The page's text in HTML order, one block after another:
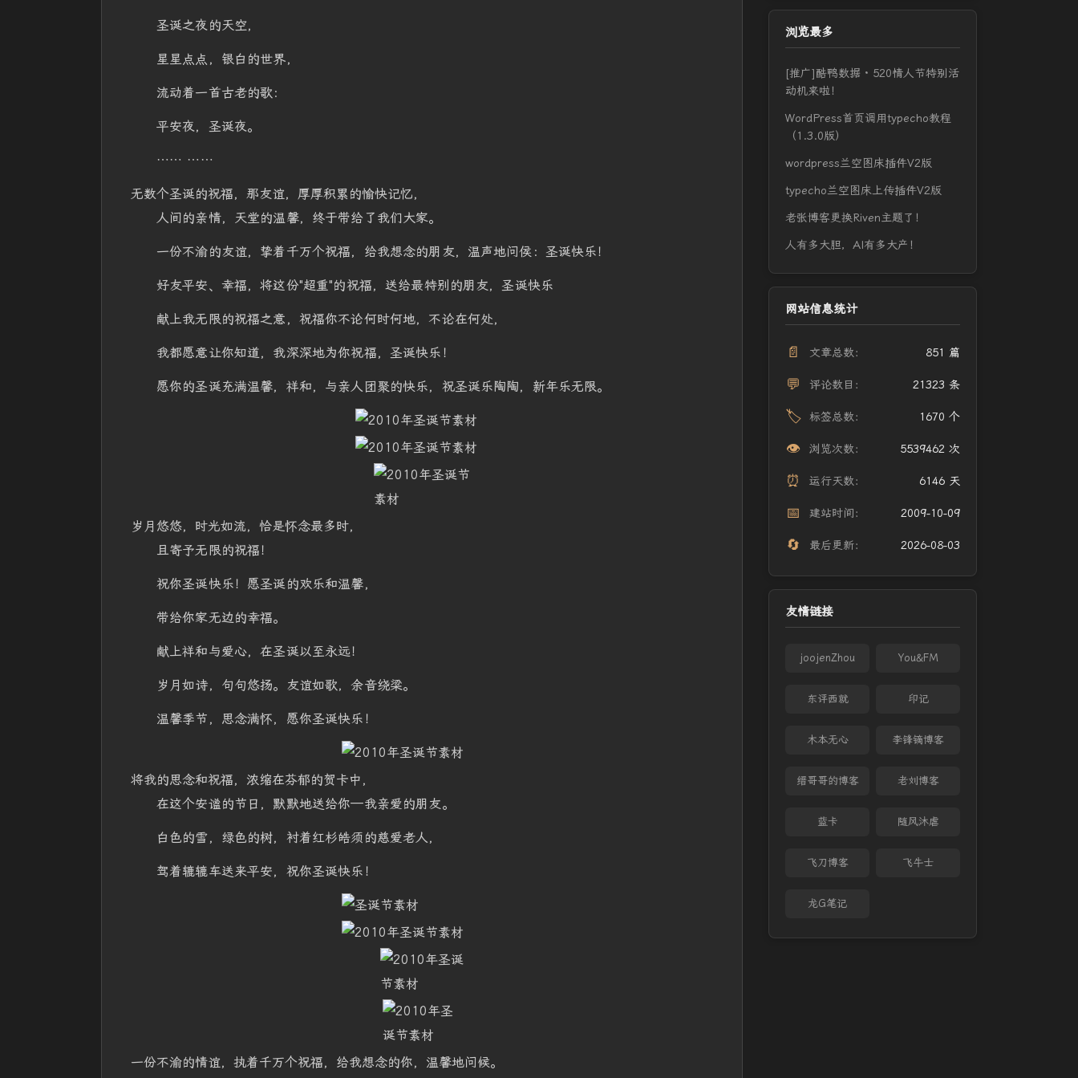
圣诞之夜的天空，
星星点点，银白的世界，
流动着一首古老的歌：
平安夜，圣诞夜。
…… ……
无数个圣诞的祝福，那友谊，厚厚积累的愉快记忆，
人间的亲情，天堂的温馨，终于带给了我们大家。
一份不渝的友谊，挚着千万个祝福，给我想念的朋友，温声地问侯：圣诞快乐！
好友平安、幸福，将这份"超重"的祝福，送给最特别的朋友，圣诞快乐
献上我无限的祝福之意，祝福你不论何时何地，不论在何处，
我都愿意让你知道，我深深地为你祝福，圣诞快乐！
愿你的圣诞充满温馨，祥和，与亲人团聚的快乐，祝圣诞乐陶陶，新年乐无限。
岁月悠悠，时光如流，恰是怀念最多时，
且寄予无限的祝福！
祝你圣诞快乐！愿圣诞的欢乐和温馨，
带给你家无边的幸福。
献上祥和与爱心，在圣诞以至永远！
岁月如诗，句句悠扬。友谊如歌，余音绕梁。
温馨季节，思念满怀，愿你圣诞快乐！
将我的思念和祝福，浓缩在芬郁的贺卡中，
在这个安谧的节日，默默地送给你—我亲爱的朋友。
白色的雪，绿色的树，衬着红杉皓须的慈爱老人，
驾着辘辘车送来平安，祝你圣诞快乐！
一份不渝的情谊，执着千万个祝福，给我想念的你，温馨地问候。
浏览最多
[推广]酷鸭数据 · 520情人节特别活
动机来啦！
WordPress首页调用typecho教程
（1.3.0版）
wordpress兰空图床插件V2版
typecho兰空图床上传插件V2版
老张博客更换Riven主题了！
人有多大胆，AI有多大产！
网站信息统计
📄 文章总数： 851 篇
💬 评论数目： 21323 条
🏷️ 标签总数： 1670 个
👁️ 浏览次数： 5539462 次
⏰ 运行天数： 6146 天
📅 建站时间： 2009-10-09
🔄 最后更新： 2026-08-03
友情链接
joojenZhou You&FM
东评西就 印记
木本无心 李锋镝博客
缙哥哥的博客 老刘博客
蓝卡 随风沐虐
飞刀博客 飞牛士
龙G笔记